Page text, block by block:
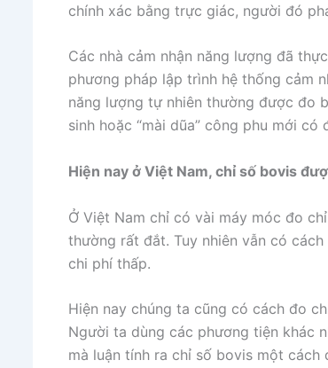
chính xác bằng trực giác, người đó
Các nhà cảm nhận năng lượng đã
phương pháp lập trình hệ thống cảm
năng lượng tự nhiên thường được đo
sinh hoặc “mài dũa” công phu mới có
Hiện nay ở Việt Nam, chỉ số bovis
Ở Việt Nam chỉ có vài máy móc đo
thường rất đắt. Tuy nhiên vẫn có
chi phí thấp.
Hiện nay chúng ta cũng có cách đo
Người ta dùng các phương tiện khác
mà luận tính ra chỉ số bovis một